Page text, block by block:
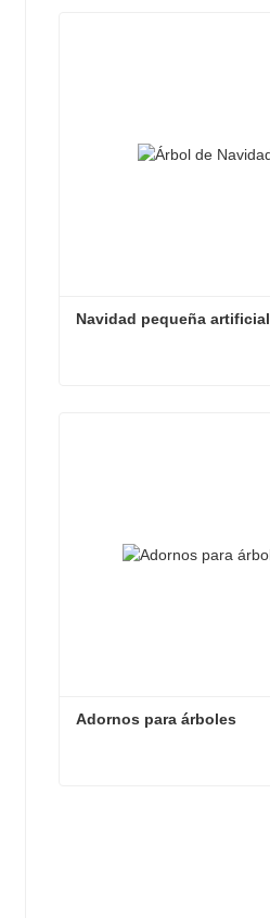
Navidad pequeña artificial
Adornos para árboles